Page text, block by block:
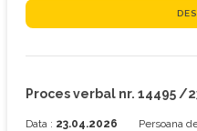
Proces verbal nr. 14495 /
Data : 23.04.2026 Persoana